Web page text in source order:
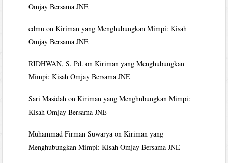
Omjay Bersama JNE
edmu onKiriman yang Menghubungkan Mimpi: Kisah
Omjay Bersama JNE
RIDHWAN, S. Pd. onKiriman yang Menghubungkan
Mimpi: Kisah Omjay Bersama JNE
Sari Masidah onKiriman yang Menghubungkan Mimpi:
Kisah Omjay Bersama JNE
Muhammad Firman Suwarya onKiriman yang
Menghubungkan Mimpi: Kisah Omjay Bersama JNE